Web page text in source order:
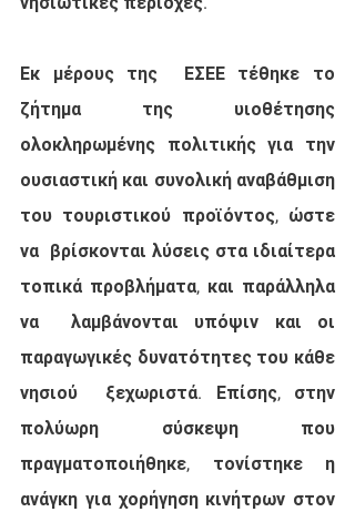
Εκ μέρους της  ΕΣΕΕ τέθηκε το
ζήτημα της υιοθέτησης
ολοκληρωμένης πολιτικής για την
ουσιαστική και συνολική αναβάθμιση
του τουριστικού προϊόντος, ώστε
να  βρίσκονται λύσεις στα ιδιαίτερα
τοπικά προβλήματα, και παράλληλα
να  λαμβάνονται υπόψιν και οι
παραγωγικές δυνατότητες του κάθε
νησιού  ξεχωριστά. Επίσης, στην
πολύωρη σύσκεψη που
πραγματοποιήθηκε, τονίστηκε η
ανάγκη για χορήγηση κινήτρων στον